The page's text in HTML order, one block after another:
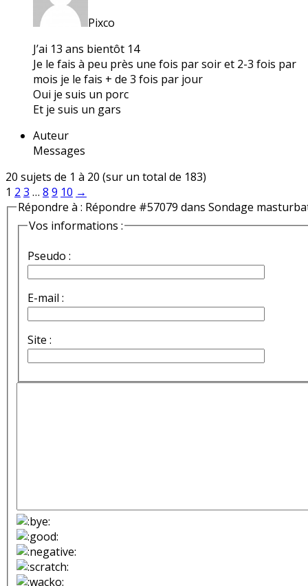
Pixco
J’ai 13 ans bientôt 14
Je le fais à peu près une fois par soir et 2-3 fois par
mois je le fais + de 3 fois par jour
Oui je suis un porc
Et je suis un gars
Auteur
Messages
20 sujets de 1 à 20 (sur un total de 183)
1 2 3 … 8 9 10 →
Répondre à : Répondre #57079 dans Sondage
Vos informations :
Pseudo :
E-mail :
Site :